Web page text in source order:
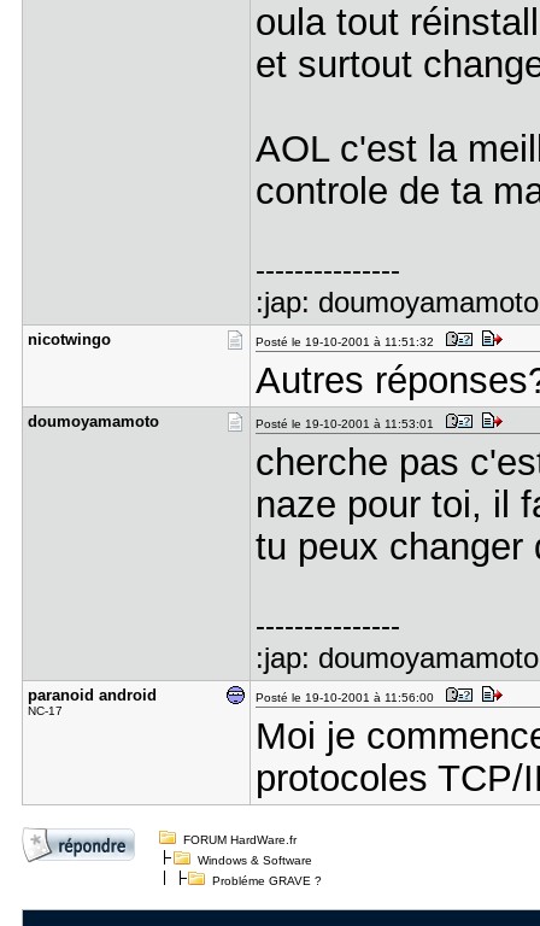
oula tout
et surtout
AOL c'est la
controle de ta
---------------
:jap:
nicotwingo Posté le 19-10-2001 à 11:51:32
Autres
doumoyamam​oto Posté le 19-10-2001 à 11:53:01
cherche pas
naze pour toi, il
tu peux changer
---------------
:jap:
paranoid a​ndroid
NC-17
Posté le 19-10-2001 à 11:56:00
Moi je
protocoles TCP/
FORUM HardWare.fr
Windows & Software
Probléme GRAVE ?